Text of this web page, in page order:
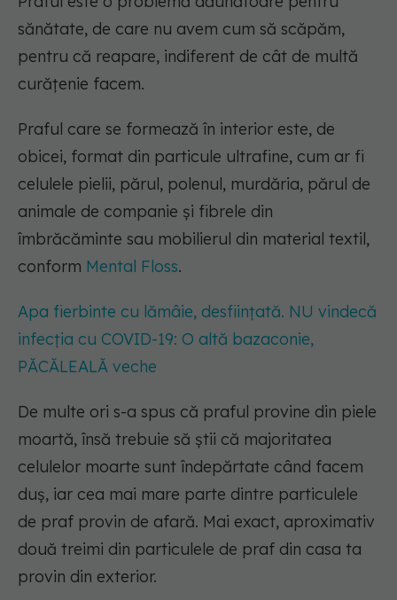
sănătate, de care nu avem cum să scăpăm,
pentru că reapare, indiferent de cât de multă
curățenie facem.
Praful care se formează în interior este, de
obicei, format din particule ultrafine, cum ar fi
celulele pielii, părul, polenul, murdăria, părul de
animale de companie și fibrele din
îmbrăcăminte sau mobilierul din material textil,
conform Mental Floss.
Apa fierbinte cu lămâie, desființată. NU vindecă
infecția cu COVID-19: O altă bazaconie,
PĂCĂLEALĂ veche
De multe ori s-a spus că praful provine din piele
moartă, însă trebuie să știi că majoritatea
celulelor moarte sunt îndepărtate când facem
duș, iar cea mai mare parte dintre particulele
de praf provin de afară. Mai exact, aproximativ
două treimi din particulele de praf din casa ta
provin din exterior.